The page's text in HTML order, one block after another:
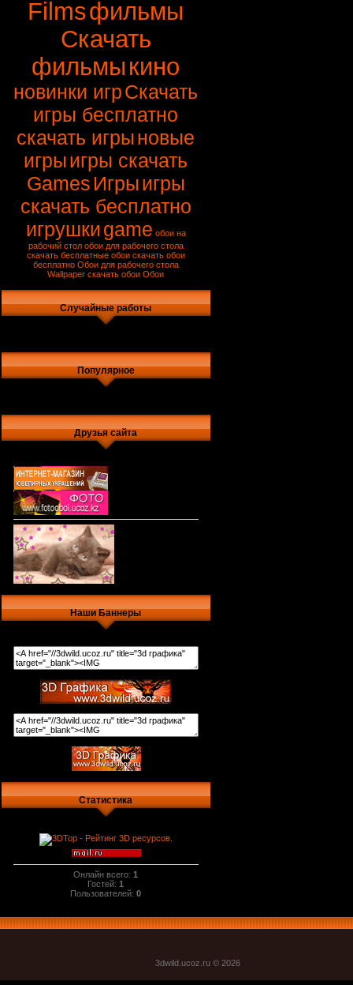
Filmsфильмы
Скачать
фильмыкино
новинки игрСкачать
игры бесплатно
скачать игрыновые
игрыигры скачать
Games Игрыигры
скачать бесплатно
игрушкиgame обои на
рабочий стол обои для рабочего стола
скачать бесплатные обои скачать обои
бесплатно Обои для рабочего стола
Wallpaper скачать обои Обои
Случайные работы
Популярное
Друзья сайта
Наши Баннеры
Статистика
Онлайн всего:1
Гостей:1
Пользователей:0